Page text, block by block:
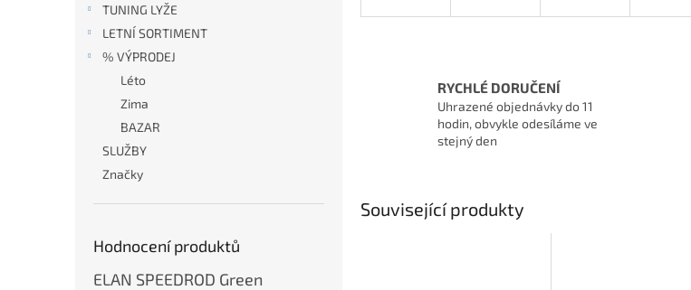
TUNING LYŽE
LETNÍ SORTIMENT
% VÝPRODEJ
Léto
Zima
BAZAR
SLUŽBY
Značky
Hodnocení produktů
ELAN SPEEDROD Green
RYCHLÉ DORUČENÍ
Uhrazené objednávky do 11
hodin, obvykle odesíláme ve
stejný den
Související produkty